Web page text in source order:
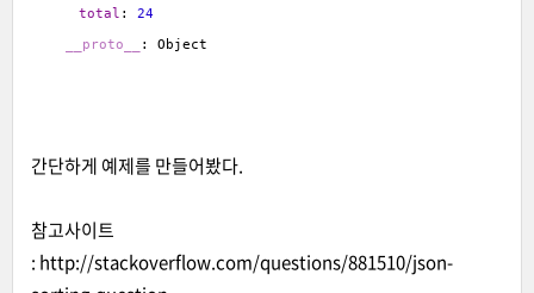
total : 24
__proto__
: Object
간단하게 예제를 만들어봤다.
참고사이트
: http://stackoverflow.com/questions/881510/json-